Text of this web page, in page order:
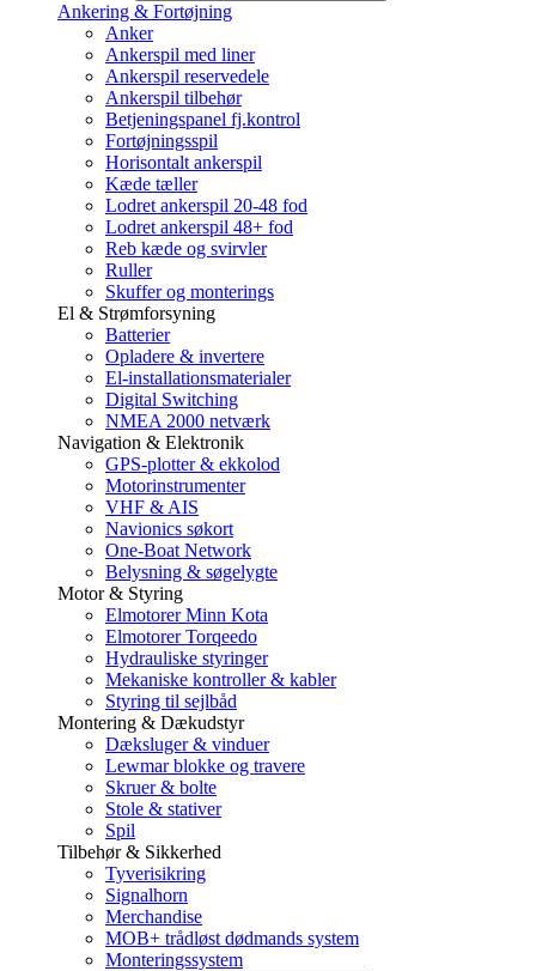
Ankering & Fortøjning
Anker
Ankerspil med liner
Ankerspil reservedele
Ankerspil tilbehør
Betjeningspanel fj.kontrol
Fortøjningsspil
Horisontalt ankerspil
Kæde tæller
Lodret ankerspil 20-48 fod
Lodret ankerspil 48+ fod
Reb kæde og svirvler
Ruller
Skuffer og monterings
El & Strømforsyning
Batterier
Opladere & invertere
El-installationsmaterialer
Digital Switching
NMEA 2000 netværk
Navigation & Elektronik
GPS-plotter & ekkolod
Motorinstrumenter
VHF & AIS
Navionics søkort
One-Boat Network
Belysning & søgelygte
Motor & Styring
Elmotorer Minn Kota
Elmotorer Torqeedo
Hydrauliske styringer
Mekaniske kontroller & kabler
Styring til sejlbåd
Montering & Dækudstyr
Dæksluger & vinduer
Lewmar blokke og travere
Skruer & bolte
Stole & stativer
Spil
Tilbehør & Sikkerhed
Tyverisikring
Signalhorn
Merchandise
MOB+ trådløst dødmands system
Monteringssystem